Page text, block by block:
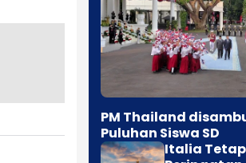
PM Thailand
Puluhan Siswa SD
Italia